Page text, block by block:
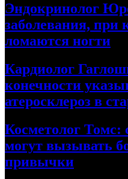
Эндокринолог
заболевания, при
ломаются ногти
Кардиолог
конечности
атеросклероз в
Косметолог Томс:
могут вызывать
привычки